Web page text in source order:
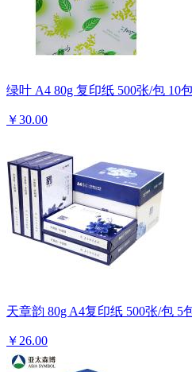
绿叶 A4 80g 复印纸 500张/包 10
￥30.00
天章韵 80g A4复印纸 500张/包 5
￥26.00